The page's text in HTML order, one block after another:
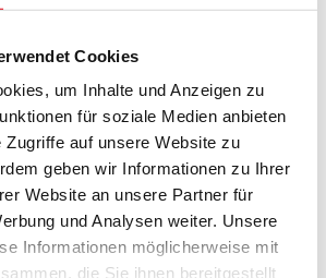
Cookies
um Inhalte und Anzeigen zu
für soziale Medien anbieten
Zugriffe auf unsere Website zu
geben wir Informationen zu Ihrer
Website an unsere Partner für
und Analysen weiter. Unsere
Informationen möglicherweise mit
die Sie ihnen bereitgestellt
:
інших осіб, які бажають
(якщо немає, то
народження або документ, що